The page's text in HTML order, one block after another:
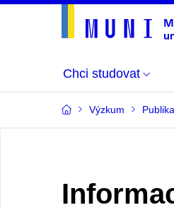
Chci studovat
Výzkum